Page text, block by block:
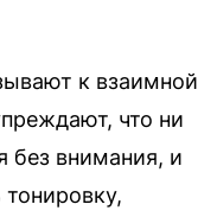
к взаимной
что ни
без внимания, и